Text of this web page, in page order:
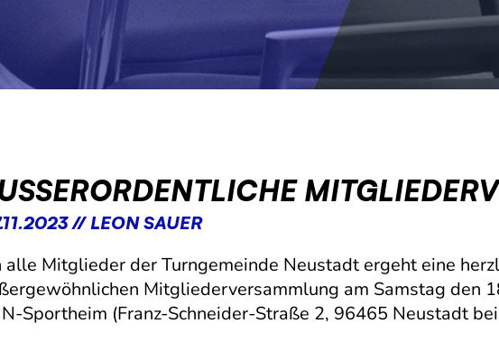
// LEON SAUER
alle Mitglieder der Turngemeinde Neustadt ergeht eine
Mitgliederversammlung am Samstag den
Sportheim (Franz-Schneider-Straße 2, 96465 Neustadt